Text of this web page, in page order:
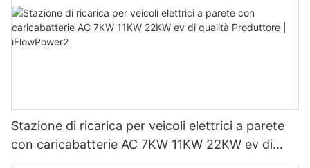
Stazione di ricarica per veicoli elettrici a parete
con caricabatterie AC 7KW 11KW 22KW ev di
qualità Produttore | iFlowPower2